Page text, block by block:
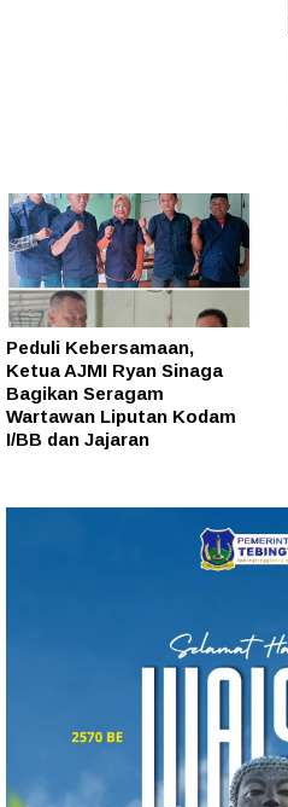
Peduli Kebersamaan,
Ketua AJMI Ryan Sinaga
Bagikan Seragam
Wartawan Liputan Kodam
I/BB dan Jajaran